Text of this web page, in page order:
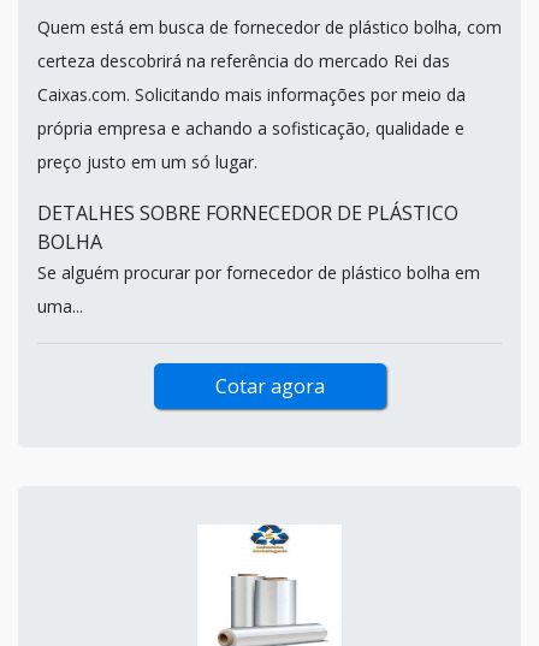
Quem está em busca de fornecedor de plástico bolha, com
certeza descobrirá na referência do mercado Rei das
Caixas.com. Solicitando mais informações por meio da
própria empresa e achando a sofisticação, qualidade e
preço justo em um só lugar.
DETALHES SOBRE FORNECEDOR DE PLÁSTICO
BOLHA
Se alguém procurar por fornecedor de plástico bolha em
uma...
Cotar agora